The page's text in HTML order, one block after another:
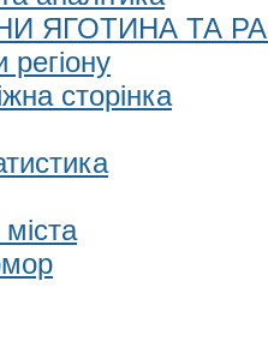
ЯГОТИНА ТА
регіону
сторінка
міста